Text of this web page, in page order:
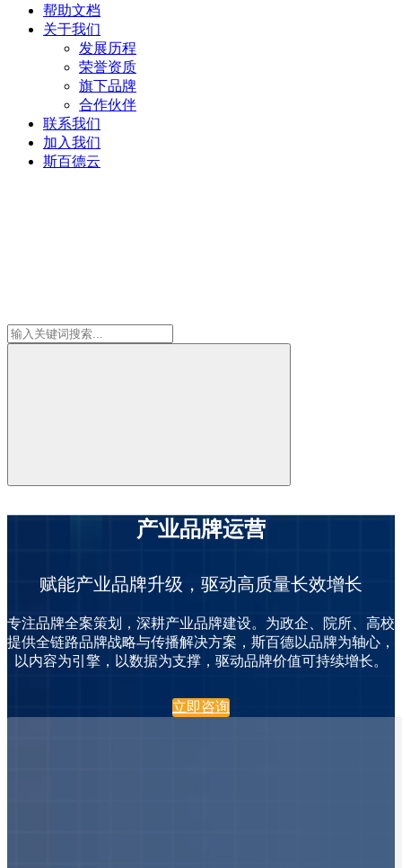
帮助文档
关于我们
发展历程
荣誉资质
旗下品牌
合作伙伴
联系我们
加入我们
斯百德云
产业品牌运营
赋能产业品牌升级，驱动高质量长效增长
专注品牌全案策划，深耕产业品牌建设。为政企、院所、高校
提供全链路品牌战略与传播解决方案，斯百德以品牌为轴心，
以内容为引擎，以数据为支撑，驱动品牌价值可持续增长。
立即咨询